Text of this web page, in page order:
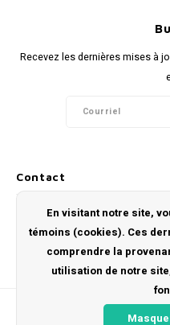
Contact
Recevez les dernières mises à
Service à la clientèle
En visitant notre site,
témoins (cookies). Ces
comprendre la
utilisation de notre